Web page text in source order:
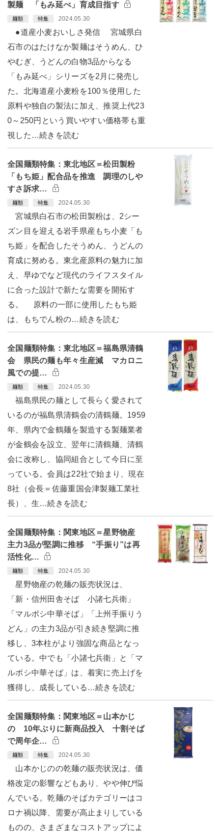
製麺 「もみ延べ」育成目指す
麺類 特集 2024.05.30
●道産小麦おいしさ発信 宮城県白
石市のはたけなか製麺はそうめん、ひ
やむぎ、うどんの白物3品からなる
「もみ延べ」シリーズを2月に発売し
た。北海道産小麦粉を100％使用した
原料や独自の製法に加え、推奨上代23
0～250円という買いやすい価格帯も重
視した…続きを読む
全国麺類特集：東北地区＝松田製粉
「もち姫」配合品を推進 調理のしや
すさ訴求…
麺類 特集 2024.05.30
宮城県白石市の松田製粉は、2シー
ズン目を迎える岩手県産もち小麦「も
ち姫」を配合したそうめん、うどんの
育成に努める。東北産原料の魅力に加
え、早ゆでなど現代のライフスタイル
に合った設計で新たな需要を開拓す
る。 原料の一部に使用したもち姫
は、もちでん粉の…続きを読む
全国麺類特集：東北地区＝福島県清鶴
会 県民の麺も年々生産減 マカロニ
風での提…
麺類 特集 2024.05.30
福島県民の麺として長らく愛されて
いるのが福島県清鶴会の清鶴麺。1959
年、県内で金鶴麺を製造する製麺業者
が金鶴会を設立、翌年に清鶴麺、清鶴
会に改称し、協同組合として今日に至
っている。会員は22社で始まり、現在
8社（会長＝佐藤重国会津製麺工業社
長）、生…続きを読む
全国麺類特集：関東地区＝星野物産
主力3品が堅調に推移 “手振り”は再
活性化…
麺類 特集 2024.05.30
星野物産の乾麺の販売状況は、
「新・信州田舎そば 小諸七兵衛」
「マルボシ中華そば」「上州手振りう
どん」の主力3品が引き続き堅調に推
移し、3本柱がより強固な商品となっ
ている。中でも「小諸七兵衛」と「マ
ルボシ中華そば」は、着実に売上げを
獲得し、成長している…続きを読む
全国麺類特集：関東地区＝山本かじ
の 10年ぶりに新商品投入 十割そば
で周年企…
麺類 特集 2024.05.30
山本かじのの乾麺の販売状況は、価
格改定の影響などもあり、やや伸び悩
んでいる。乾麺のそばカテゴリーはコ
ロナ禍以降、需要が高止まりしている
ものの、さまざまなコストアップによ